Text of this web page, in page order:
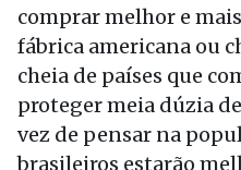
comprar melhor e
fábrica americana ou
cheia de países que
proteger meia dúzia
vez de pensar na
brasileiros estarão